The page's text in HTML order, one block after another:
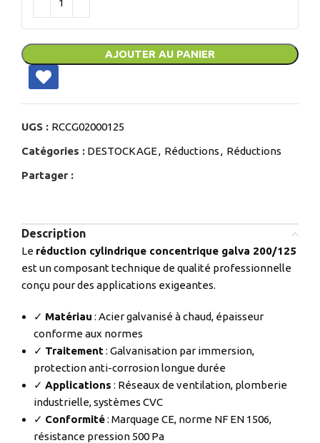
AJOUTER AU PANIER
UGS : RCCG02000125
Catégories : DESTOCKAGE, Réductions, Réductions
Partager :
Description
Le réduction cylindrique concentrique galva 200/125
est un composant technique de qualité professionnelle
conçu pour des applications exigeantes.
✓ Matériau : Acier galvanisé à chaud, épaisseur
conforme aux normes
✓ Traitement: Galvanisation par immersion,
protection anti-corrosion longue durée
✓ Applications : Réseaux de ventilation, plomberie
industrielle, systèmes CVC
✓ Conformité: Marquage CE, norme NF EN 1506,
résistance pression 500 Pa